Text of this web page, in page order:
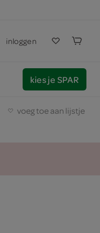
inloggen
kies je SPAR
voeg toe aan lijstje